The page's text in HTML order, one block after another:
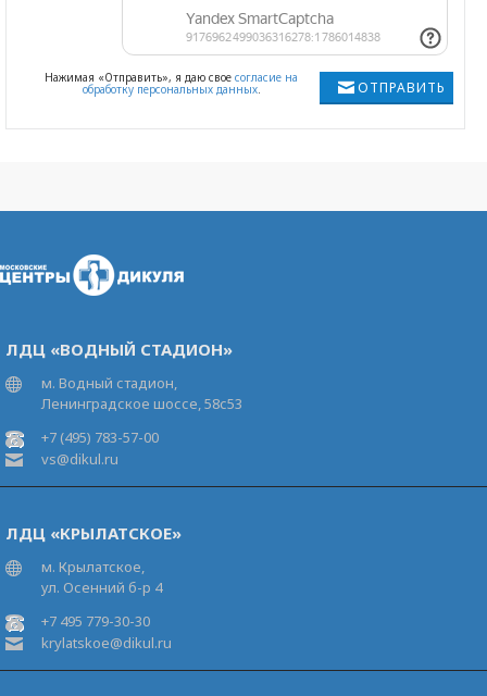
ОТПРАВИТЬ
Нажимая «Отправить», я даю свое согласие на
обработку персональных данных.
ЛДЦ «ВОДНЫЙ СТАДИОН»
м. Водный стадион,
Ленинградское шоссе, 58с53
+7 (495) 783-57-00
vs@dikul.ru
ЛДЦ «КРЫЛАТСКОЕ»
м. Крылатское,
ул. Осенний б-р 4
+7 495 779-30-30
krylatskoe@dikul.ru